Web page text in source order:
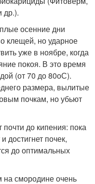
др.).
осенние дни
клещей, но ударное
уже в ноябре, когда
покоя. В это время
(от 70 до 80оС).
размера, вылитые
почкам, но убьют
до кипения: пока
достигнет почек,
до оптимальных
смородине очень